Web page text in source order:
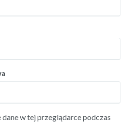
w tej przeglądarce podczas